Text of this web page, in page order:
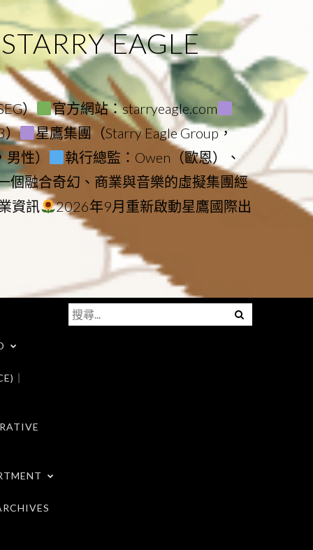
EAGLE
）
官方網站：starryeagle.com
）
星鷹集團（Starry Eagle Group，
性）
執行總監：Owen（歐恩）、
個融合奇幻、商業與音樂的虛擬集團經
資訊
2026年9月重新啟動星鷹國際出
｜
Menu
搜
尋